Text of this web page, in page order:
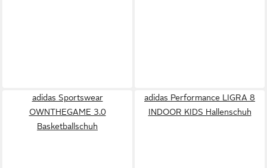
adidas Sportswear
OWNTHEGAME 3.0
Basketballschuh
adidas Performance LIGRA 8
INDOOR KIDS Hallenschuh